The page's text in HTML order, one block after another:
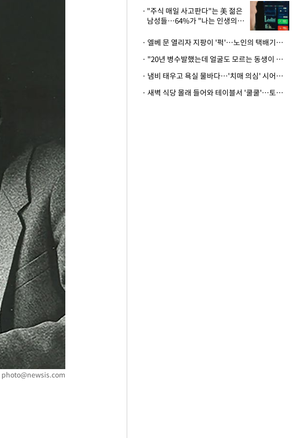
photo@newsis.com
"주식 매일 사고판다"는 美 젊은
남성들…64%가 "나는 인생의
· 엘베 문 열리자 지팡이 '퍽'…노인의 택배기사 폭행 이유
· "20년 병수발했는데 얼굴도 모르는 동생이 유산 절반을"…배다른 형제 상속권 있을까
· 냄비 태우고 욕실 물바다…'치매 의심' 시어머니 검사 권유했다가 '날벼락'
· 새벽 식당 몰래 들어와 테이블서 '쿨쿨'…토사물 남기고 사라진 남성